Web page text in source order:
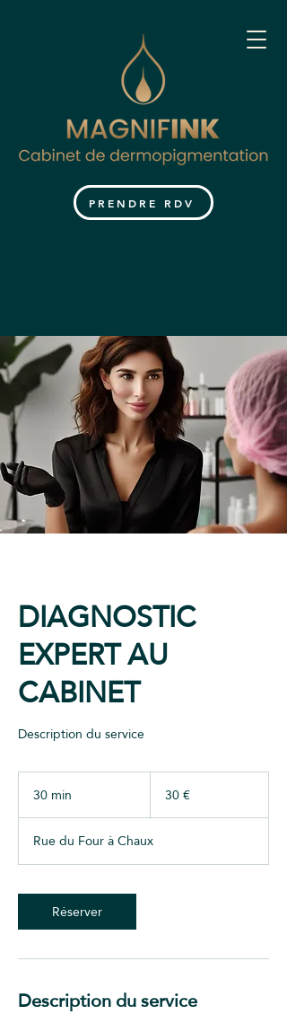
PRENDRE RDV
DIAGNOSTIC
EXPERT AU
CABINET
Description du service
30 min
0
i
n
30 €
Rue du Four à Chaux
Réserver
Description du service